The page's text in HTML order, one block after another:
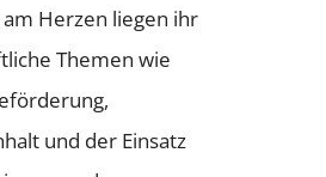
Herzen liegen ihr
Themen wie
und der Einsatz